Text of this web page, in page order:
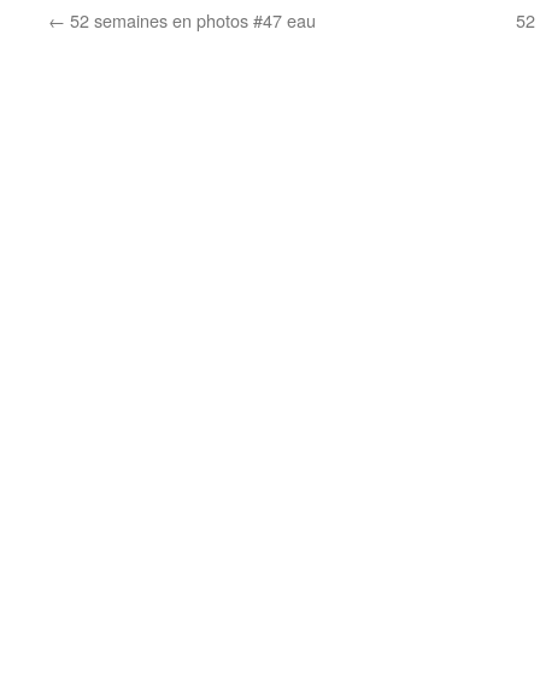
← 52 semaines en photos #47 eau 52